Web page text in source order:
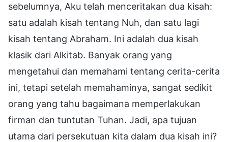
sebelumnya, Aku telah menceritakan dua kisah:
satu adalah kisah tentang Nuh, dan satu lagi
kisah tentang Abraham. Ini adalah dua kisah
klasik dari Alkitab. Banyak orang yang
mengetahui dan memahami tentang cerita-cerita
ini, tetapi setelah memahaminya, sangat sedikit
orang yang tahu bagaimana memperlakukan
firman dan tuntutan Tuhan. Jadi, apa tujuan
utama dari persekutuan kita dalam dua kisah ini?